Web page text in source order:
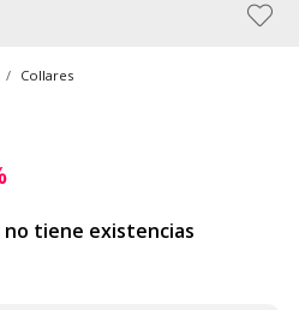
Collares
tiene existencias